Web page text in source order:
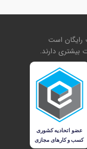
رایگان است
بیشتری دارند.